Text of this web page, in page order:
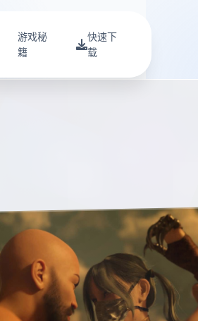
游戏秘
籍
快速下
载